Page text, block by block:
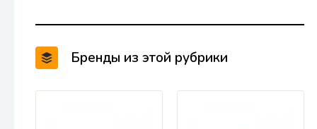
Бренды из этой рубрики